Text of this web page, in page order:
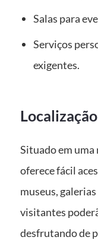
Salas para
Serviços
exigentes.
Situado em
oferece fácil
museus,
visitantes
desfrutando de